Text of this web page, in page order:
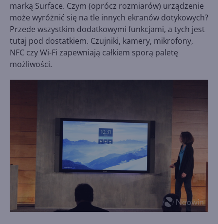
marką Surface. Czym (oprócz rozmiarów) urządzenie
może wyróżnić się na tle innych ekranów dotykowych?
Przede wszystkim dodatkowymi funkcjami, a tych jest
tutaj pod dostatkiem. Czujniki, kamery, mikrofony,
NFC czy Wi-Fi zapewniają całkiem sporą paletę
możliwości.